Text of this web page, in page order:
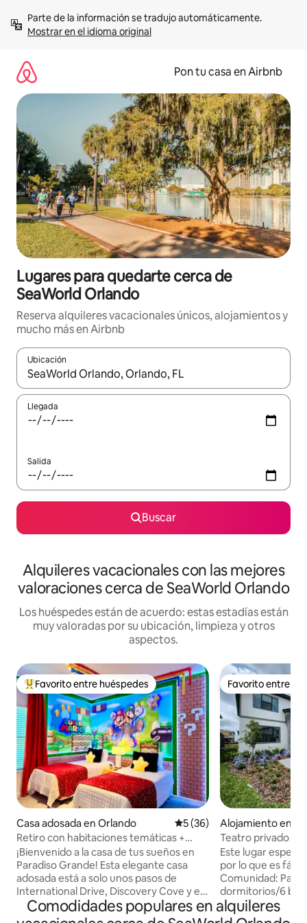
contenidoMostrar en el idioma original
Pon tu casa en Airbnb
Lugares para quedarte cerca de
SeaWorld Orlando
Reserva alquileres vacacionales únicos, alojamientos y
mucho más en Airbnb
Ubicación
Cuando los resultados estén disponibles, navega con las
Llegada
Salida
Buscar
Alquileres vacacionales con las mejores
valoraciones cerca de SeaWorld Orlando
Los huéspedes están de acuerdo: estas estadías están
muy valoradas por su ubicación, limpieza y otros
aspectos.
Favorito entre huéspedes preferido
Favorito entre huéspedes
Casa adosada en Orlando Calificación promedio: 5 de
5 (36)
Retiro con habitaciones temáticas +
piscina privada | Centro de
convenciones
¡Bienvenido a la casa de tus sueños en
Paradiso Grande! Esta elegante casa
adosada está a solo unos pasos de
International Drive, Discovery Cove y el
Centro de Convenciones del Condado
de Orange. Perfectamente ubicado para
Favorito entre
Favorito entre
Alojamiento en
Teatro privado
sal. Sauna
Este lugar
por lo que es fácil
Comunidad:
dormitorios/6
personas. •
- 1.5 millas • ICON
Comodidades populares en alquileres